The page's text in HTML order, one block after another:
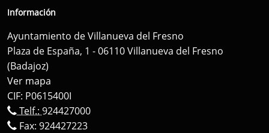
Información
Ayuntamiento de Villanueva del Fresno
Plaza de España, 1 - 06110 Villanueva del Fresno
(Badajoz)
Ver mapa
CIF: P0615400I
Telf.: 924427000
Fax: 924427223